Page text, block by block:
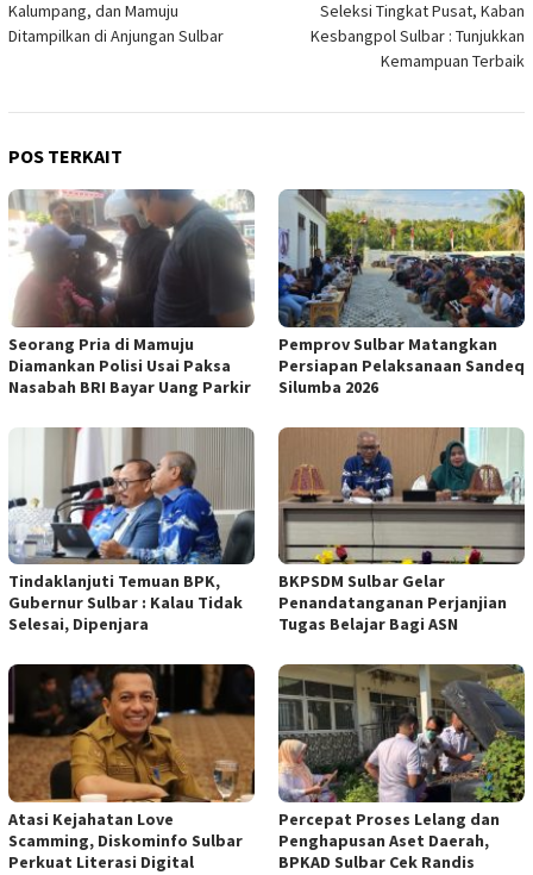
Kalumpang, dan Mamuju
Ditampilkan di Anjungan Sulbar
Seleksi Tingkat Pusat, Kaban
Kesbangpol Sulbar : Tunjukkan
Kemampuan Terbaik
POS TERKAIT
Seorang Pria di Mamuju
Diamankan Polisi Usai Paksa
Nasabah BRI Bayar Uang Parkir
Pemprov Sulbar Matangkan
Persiapan Pelaksanaan Sandeq
Silumba 2026
Tindaklanjuti Temuan BPK,
Gubernur Sulbar : Kalau Tidak
Selesai, Dipenjara
BKPSDM Sulbar Gelar
Penandatanganan Perjanjian
Tugas Belajar Bagi ASN
Atasi Kejahatan Love
Scamming, Diskominfo Sulbar
Perkuat Literasi Digital
Percepat Proses Lelang dan
Penghapusan Aset Daerah,
BPKAD Sulbar Cek Randis